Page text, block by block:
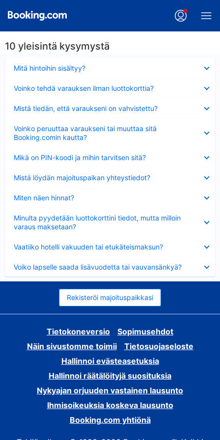
10 yleisintä kysymystä
Mitä hintoihin sisältyy?
Voinko tehdä varauksen ilman luottokorttia?
Mistä tiedän, että varaukseni on vahvistettu?
Voinko peruuttaa varaukseni tai muuttaa sitä
Booking.comin kautta?
Mikä on PIN-koodi ja mihin tarvitsen sitä?
Mistä löydän majoituspaikan yhteystiedot?
Miten näen hinnat?
Minulta pyydetään luottokorttini tiedot, mutta milloin
varaus maksetaan?
Vaatiiko hotelli vakuuden tai etukäteismaksun?
Voiko lapselle saada lisävuodetta tai vauvansänkyä?
Rekisteröi majoituspaikkasi
Tietokoneversio
Sopimusehdot
Näin sivustomme toimii
Tietosuojaseloste
Hallinnoi evästeasetuksia
Hallinnoi räätälöityjä suosituksia
Nykyajan orjuuden vastainen lausunto
Ihmisoikeuksia koskeva lausunto
Booking.com yhtiönä